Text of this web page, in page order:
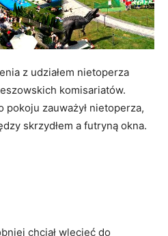
z udziałem nietoperza
komisariatów.
zauważył nietoperza,
skrzydłem a futryną okna.
chciał wlecieć do